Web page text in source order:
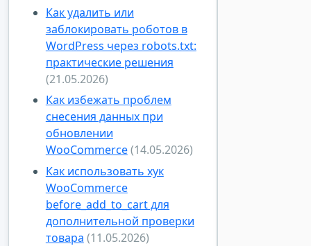
Как удалить или
заблокировать роботов в
WordPress через robots.txt:
практические решения
(21.05.2026)
Как избежать проблем
снесения данных при
обновлении
WooCommerce(14.05.2026)
Как использовать хук
WooCommerce
before_add_to_cart для
дополнительной проверки
товара (11.05.2026)